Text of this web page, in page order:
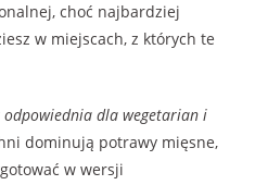
choć najbardziej
w miejscach, z których te
odpowiednia dla wegetarian i
dominują potrawy mięsne,
w wersji